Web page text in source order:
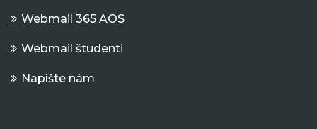
Webmail 365 AOS
Webmail študenti
Napíšte nám